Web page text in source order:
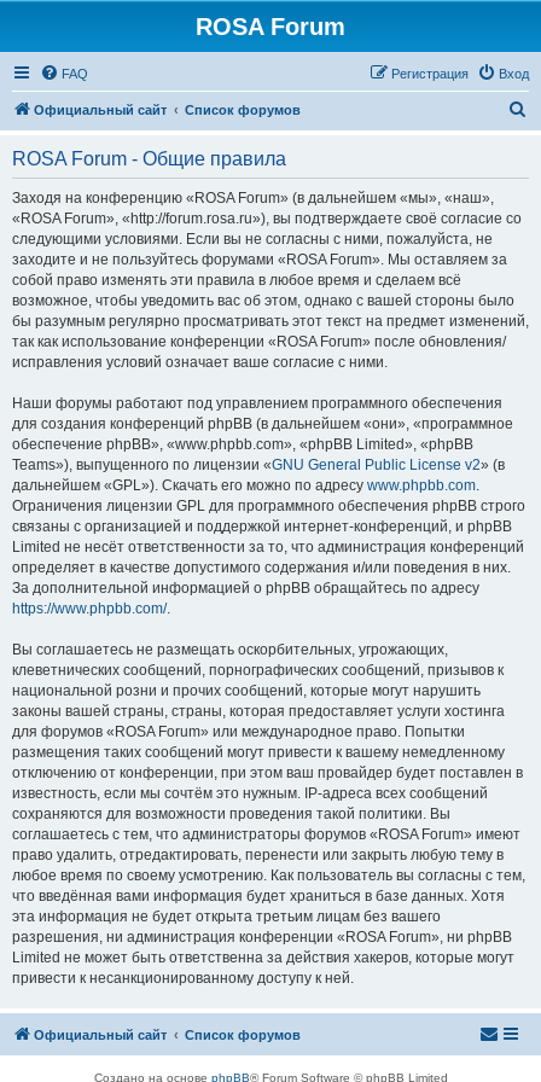
ROSA Forum
FAQ Вход
Регистрация
Официальный сайт Список форумов
ROSA Forum - Общие правила
Заходя на конференцию «ROSA Forum» (в дальнейшем «мы», «наш»,
«ROSA Forum», «http://forum.rosa.ru»), вы подтверждаете своё согласие со
следующими условиями. Если вы не согласны с ними, пожалуйста, не
заходите и не пользуйтесь форумами «ROSA Forum». Мы оставляем за
собой право изменять эти правила в любое время и сделаем всё
возможное, чтобы уведомить вас об этом, однако с вашей стороны было
бы разумным регулярно просматривать этот текст на предмет изменений,
так как использование конференции «ROSA Forum» после обновления/
исправления условий означает ваше согласие с ними.
Наши форумы работают под управлением программного обеспечения
для создания конференций phpBB (в дальнейшем «они», «программное
обеспечение phpBB», «www.phpbb.com», «phpBB Limited», «phpBB
Teams»), выпущенного по лицензии «GNU General Public License v2» (в
дальнейшем «GPL»). Скачать его можно по адресу www.phpbb.com.
Ограничения лицензии GPL для программного обеспечения phpBB строго
связаны с организацией и поддержкой интернет-конференций, и phpBB
Limited не несёт ответственности за то, что администрация конференций
определяет в качестве допустимого содержания и/или поведения в них.
За дополнительной информацией о phpBB обращайтесь по адресу
https://www.phpbb.com/.
Вы соглашаетесь не размещать оскорбительных, угрожающих,
клеветнических сообщений, порнографических сообщений, призывов к
национальной розни и прочих сообщений, которые могут нарушить
законы вашей страны, страны, которая предоставляет услуги хостинга
для форумов «ROSA Forum» или международное право. Попытки
размещения таких сообщений могут привести к вашему немедленному
отключению от конференции, при этом ваш провайдер будет поставлен в
известность, если мы сочтём это нужным. IP-адреса всех сообщений
сохраняются для возможности проведения такой политики. Вы
соглашаетесь с тем, что администраторы форумов «ROSA Forum» имеют
право удалить, отредактировать, перенести или закрыть любую тему в
любое время по своему усмотрению. Как пользователь вы согласны с тем,
что введённая вами информация будет храниться в базе данных. Хотя
эта информация не будет открыта третьим лицам без вашего
разрешения, ни администрация конференции «ROSA Forum», ни phpBB
Limited не может быть ответственна за действия хакеров, которые могут
привести к несанкционированному доступу к ней.
Официальный сайт Список форумов
Создано на основе phpBB® Forum Software © phpBB Limited